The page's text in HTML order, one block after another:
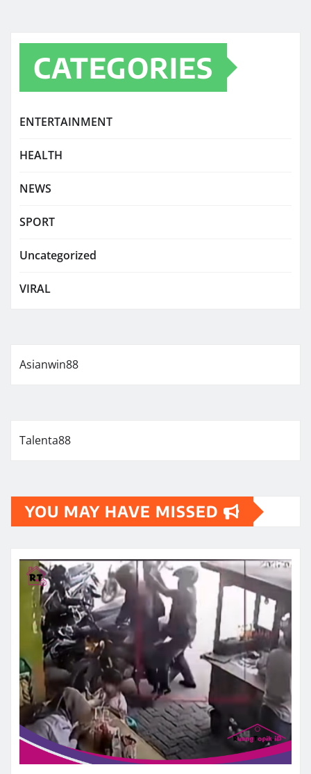
CATEGORIES
ENTERTAINMENT
HEALTH
NEWS
SPORT
Uncategorized
VIRAL
Asianwin88
Talenta88
YOU MAY HAVE MISSED